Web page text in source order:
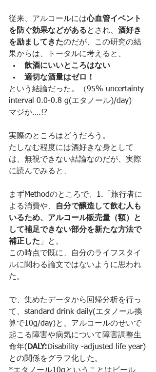
従来、アルコールには心血管イベント
を防ぐ効果などがあるとされ、 酒好き
を励ましてきたのだが、この研究の結
果からは、トータルに考えると、
飲酒にいいところはない
適切な酒量はゼロ！
という結論だった。（95% uncertainty
interval 0.0-0.8 g(エタノール)/day)
マジか….!?
実際のところはどうだろう。
たしなむ程度には酒好きな身として
は、無視できない結論なのだが、実際
に読んでみると、
まずMethodのところで、1.「旅行者に
よる消費や、
自分で醸造して飲む人も
いるため、アルコール販売量（額）と
して補足できない部分を新たな方法で
補正した 」と。
この時点で既に、自分のライフスタイ
ルに関わる論文ではないように思われ
た。
で、集めたデータから回帰分析を行っ
て、standard drink daily(エタノール換
算で10g/day)と、アルコールのせいで
起こる障害や病気について障害調整生
命年( DALY:Disability -adjusted life year)
との関係をグラフ化した。